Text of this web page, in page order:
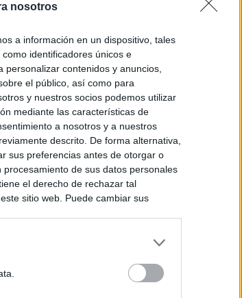
nosotros
a información en un dispositivo, tales
identificadores únicos e
contenidos y anuncios,
el público, así como para
y nuestros socios podemos utilizar
mediante las características de
a nosotros y a nuestros
descrito. De forma alternativa,
sus preferencias antes de otorgar o
de sus datos personales
el derecho de rechazar tal
sitio web. Puede cambiar sus